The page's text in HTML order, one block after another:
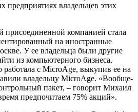
предприятиях владельцев этих
присоединенной компанией стала
на иностранные
У ее владельца были другие
из компьютерного бизнеса.
работала с MicroAge, выкупив ее на
владельцу MicroAge. «Вообще-
пакет, – говорит Михаил
предпочитаем 75% акций».